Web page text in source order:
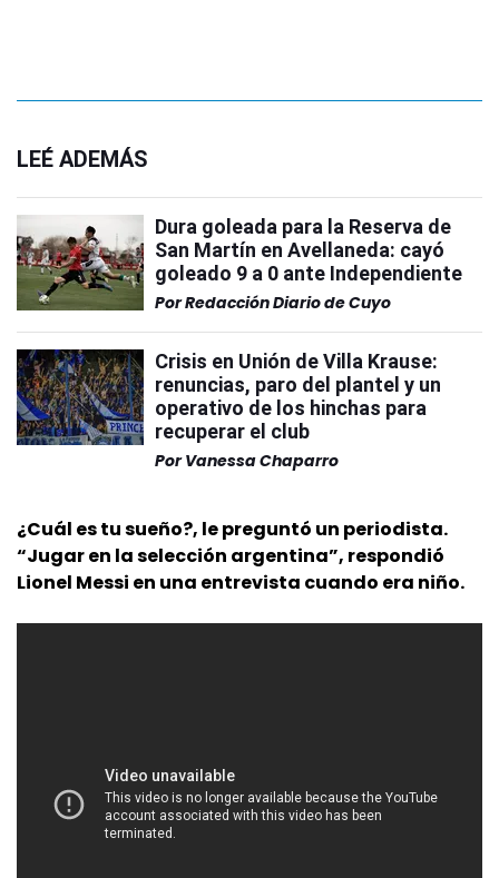
LEÉ ADEMÁS
Dura goleada para la Reserva de
San Martín en Avellaneda: cayó
goleado 9 a 0 ante Independiente
PorRedacción Diario de Cuyo
Crisis en Unión de Villa Krause:
renuncias, paro del plantel y un
operativo de los hinchas para
recuperar el club
Por Vanessa Chaparro
¿Cuál es tu sueño?, le preguntó un periodista.
“Jugar en la selección argentina”, respondió
Lionel Messi en una entrevista cuando era niño.